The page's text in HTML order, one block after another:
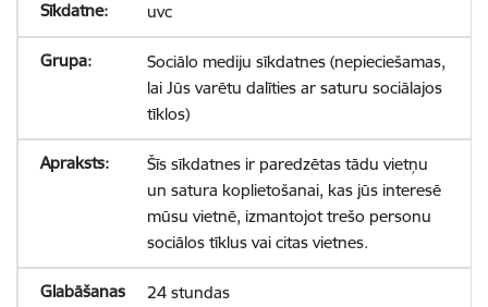
uvc
Sociālo mediju sīkdatnes (nepieciešamas,
lai Jūs varētu dalīties ar saturu sociālajos
tīklos)
Šīs sīkdatnes ir paredzētas tādu vietņu
un satura koplietošanai, kas jūs interesē
mūsu vietnē, izmantojot trešo personu
sociālos tīklus vai citas vietnes.
24 stundas